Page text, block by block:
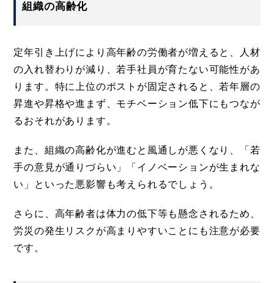
組織の高齢化
定年引き上げにより高年齢の労働者が増えると、人材
の入れ替わりが減り、若手社員が育たない可能性があ
ります。特に上位のポストが固定されると、若年層の
昇進や昇格や進まず、モチベーション低下にもつなが
るおそれがあります。
また、組織の高齢化が進むと風通しが悪くなり、「若
手の意見が通りづらい」「イノベーションが生まれな
い」といった悪影響も考えられるでしょう。
さらに、高年齢者は体力の低下等も懸念されるため、
労災の発生リスクが高まりやすいことにも注意が必要
です。